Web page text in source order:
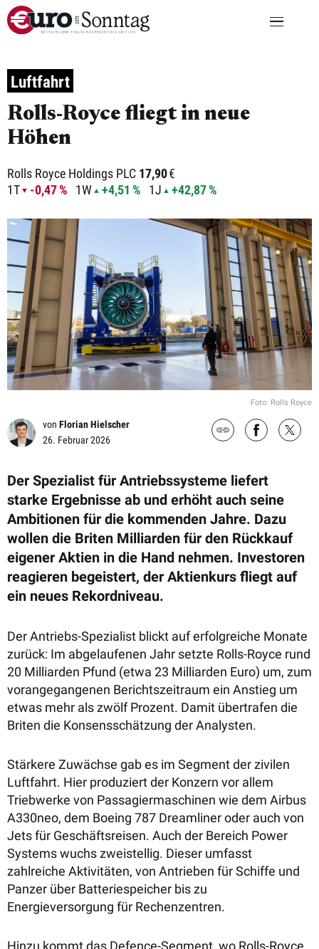
Luftfahrt
Rolls-Royce fliegt in neue
Höhen
Rolls Royce Holdings PLC 17,90€
1T
-0,47 % 1W +4,51 % 1J +42,87 %
Foto: Rolls Royce
von Florian Hielscher
26. Februar 2026
Der Spezialist für Antriebssysteme liefert
starke Ergebnisse ab und erhöht auch seine
Ambitionen für die kommenden Jahre. Dazu
wollen die Briten Milliarden für den Rückkauf
eigener Aktien in die Hand nehmen. Investoren
reagieren begeistert, der Aktienkurs fliegt auf
ein neues Rekordniveau.
Der Antriebs-Spezialist blickt auf erfolgreiche Monate
zurück: Im abgelaufenen Jahr setzte Rolls-Royce rund
20 Milliarden Pfund (etwa 23 Milliarden Euro) um, zum
vorangegangenen Berichtszeitraum ein Anstieg um
etwas mehr als zwölf Prozent. Damit übertrafen die
Briten die Konsensschätzung der Analysten.
Stärkere Zuwächse gab es im Segment der zivilen
Luftfahrt. Hier produziert der Konzern vor allem
Triebwerke von Passagiermaschinen wie dem Airbus
A330neo, dem Boeing 787 Dreamliner oder auch von
Jets für Geschäftsreisen. Auch der Bereich Power
Systems wuchs zweistellig. Dieser umfasst
zahlreiche Aktivitäten, von Antrieben für Schiffe und
Panzer über Batteriespeicher bis zu
Energieversorgung für Rechenzentren.
Hinzu kommt das Defence-Segment, wo Rolls-Royce